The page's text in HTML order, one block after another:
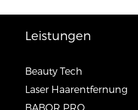
Leistungen
Beauty Tech
Laser Haarentfernung
BABOR PRO